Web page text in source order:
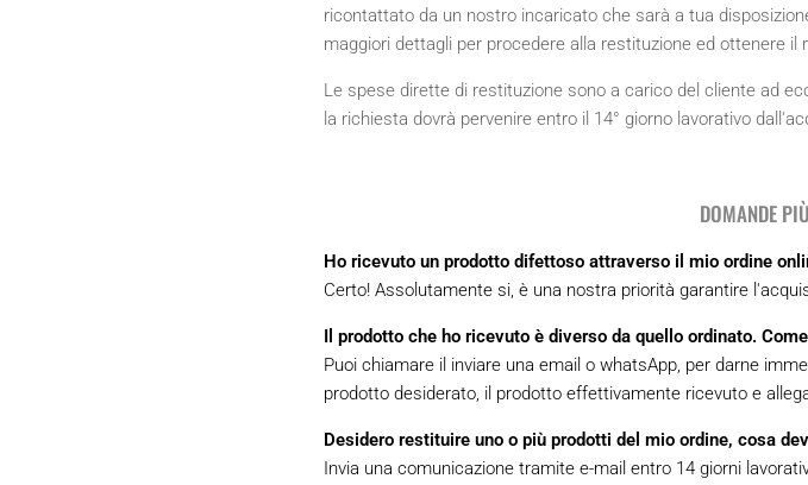
ricontattato da un nostro incaricato che sarà a tua
maggiori dettagli per procedere alla restituzione ed ottenere il
Le spese dirette di restituzione sono a carico del cliente ad
la richiesta dovrà pervenire entro il 14° giorno lavorativo
DOMANDE
Ho ricevuto un prodotto difettoso attraverso il mio ordine
Certo! Assolutamente si, è una nostra priorità garantire
Il prodotto che ho ricevuto è diverso da quello ordinato.
Puoi chiamare il inviare una email o whatsApp, per darne
prodotto desiderato, il prodotto effettivamente ricevuto e
Desidero restituire uno o più prodotti del mio ordine, cosa
Invia una comunicazione tramite e-mail entro 14 giorni